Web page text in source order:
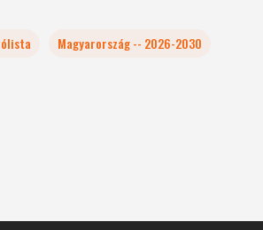
Magyarország -- 2026-2030